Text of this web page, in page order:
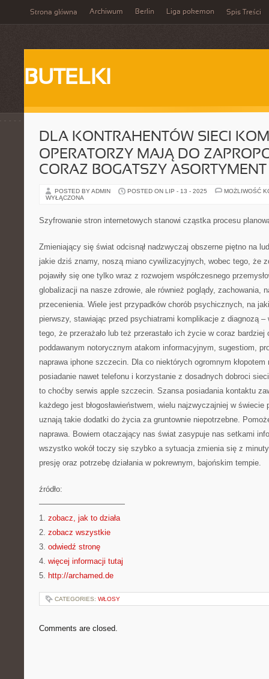
Strona główna Archiwum Berlin Liga pokemon Spis Treści
BUTELKI
DLA KONTRAHENTÓW SIECI
OPERATORZY MAJĄ DO
CORAZ BOGATSZY ASORTYMENT
POSTED BY ADMIN POSTED ON LIP - 13 - 2025
MOŻLIWOŚĆ
WYŁĄCZONA
Szyfrowanie stron internetowych stanowi cząstka procesu
Zmieniający się świat odcisnął nadzwyczaj obszerne piętno na
jakie dziś znamy, noszą miano cywilizacyjnych, wobec tego, że
pojawiły się one tylko wraz z rozwojem współczesnego
globalizacji na nasze zdrowie, ale również poglądy, zachowania,
przecenienia. Wiele jest przypadków chorób psychicznych, na
pierwszy, stawiając przed psychiatrami komplikacje z diagnozą
tego, że przerażało lub też przerastało ich życie w coraz
poddawanym notorycznym atakom informacyjnym, sugestiom,
naprawa iphone szczecin. Dla co niektórych ogromnym
posiadanie nawet telefonu i korzystanie z dosadnych dobroci
to choćby serwis apple szczecin. Szansa posiadania kontaktu
każdego jest błogosławieństwem, wielu najzwyczajniej w
uznają takie dodatki do życia za gruntownie niepotrzebne.
naprawa. Bowiem otaczający nas świat zasypuje nas setkami
wszystko wokół toczy się szybko a sytuacja zmienia się z
presję oraz potrzebę działania w pokrewnym, bajońskim tempie.
źródło:
———————————
1. zobacz, jak to działa
2. zobacz wszystkie
3. odwiedź stronę
4. więcej informacji tutaj
5. http://archamed.de
CATEGORIES: WŁOSY
Comments are closed.